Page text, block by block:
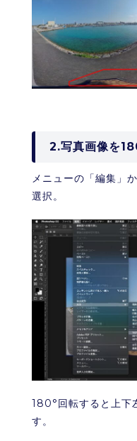
2.写真画像を
メニューの「編集」
選択。
180°回転すると上下
す。